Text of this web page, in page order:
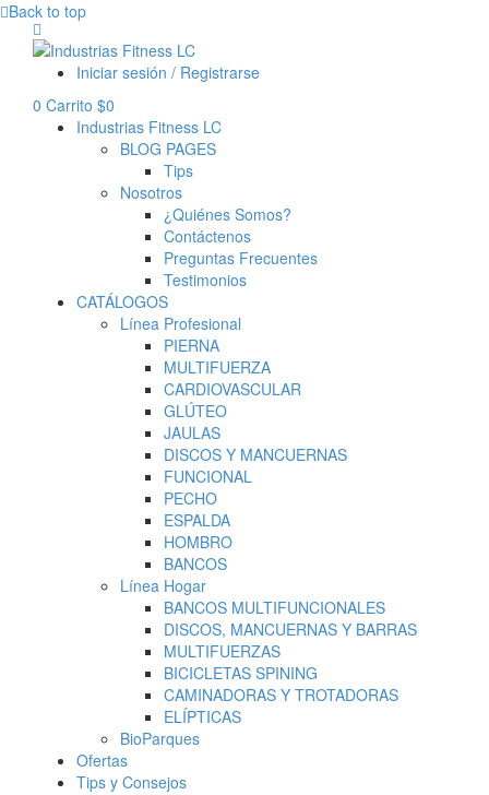
Back to top
Iniciar sesión / Registrarse
0 Carrito $0
Industrias Fitness LC
BLOG PAGES
Tips
Nosotros
¿Quiénes Somos?
Contáctenos
Preguntas Frecuentes
Testimonios
CATÁLOGOS
Línea Profesional
PIERNA
MULTIFUERZA
CARDIOVASCULAR
GLÚTEO
JAULAS
DISCOS Y MANCUERNAS
FUNCIONAL
PECHO
ESPALDA
HOMBRO
BANCOS
Línea Hogar
BANCOS MULTIFUNCIONALES
DISCOS, MANCUERNAS Y BARRAS
MULTIFUERZAS
BICICLETAS SPINING
CAMINADORAS Y TROTADORAS
ELÍPTICAS
BioParques
Ofertas
Tips y Consejos